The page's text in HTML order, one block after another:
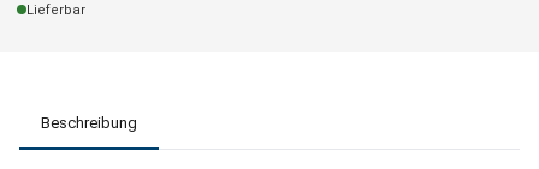
Lieferbar
Beschreibung